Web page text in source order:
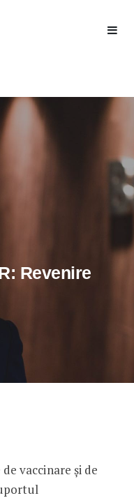
Revenire
Revenire în
vaccinare și de